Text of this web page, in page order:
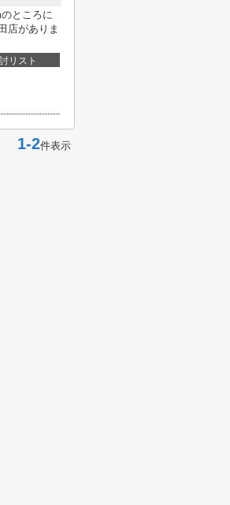
ところに
店がありま
リスト
1-2件表示